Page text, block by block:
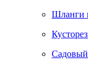
Шланги
Садовый